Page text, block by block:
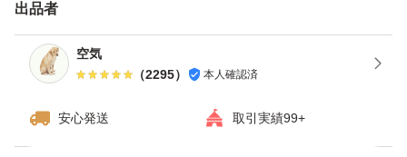
ンとなります。
------------検索用------------
獺祭、十四代、黒龍、而今、鍋島、勝駒、花邑、花陽浴、
出品者
空気
（2295） 本人確認済
安心発送 取引実績99+